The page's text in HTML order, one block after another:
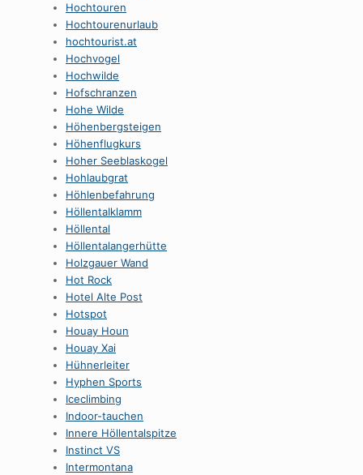
Hochtouren
Hochtourenurlaub
hochtourist.at
Hochvogel
Hochwilde
Hofschranzen
Hohe Wilde
Höhenbergsteigen
Höhenflugkurs
Hoher Seeblaskogel
Hohlaubgrat
Höhlenbefahrung
HöllentaIklamm
Höllental
Höllentalangerhütte
Holzgauer Wand
Hot Rock
Hotel Alte Post
Hotspot
Houay Houn
Houay Xai
Hühnerleiter
Hyphen Sports
Iceclimbing
Indoor-tauchen
Innere Höllentalspitze
Instinct VS
Intermontana